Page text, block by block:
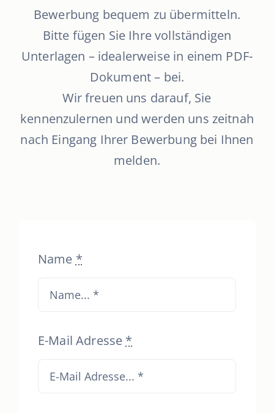
Bewerbung bequem zu übermitteln.
Bitte fügen Sie Ihre vollständigen
Unterlagen – idealerweise in einem PDF-
Dokument – bei.
Wir freuen uns darauf, Sie
kennenzulernen und werden uns zeitnah
nach Eingang Ihrer Bewerbung bei Ihnen
melden.
Name *
E-Mail Adresse *